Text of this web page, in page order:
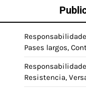
Pases largos,
Resistencia,